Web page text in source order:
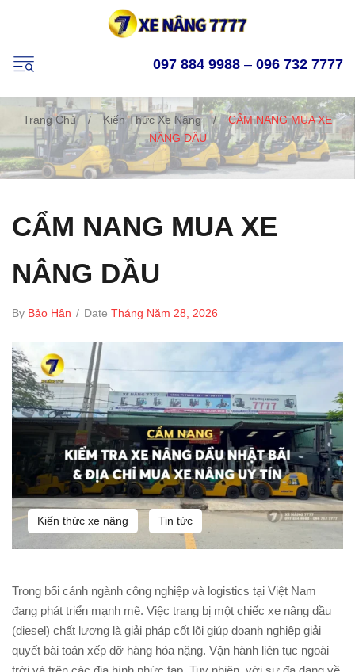
097 884 9988 – 096 732 7777
Trang Chủ / Kiến Thức Xe Nâng /
CẨM NANG MUA XE
NÂNG DẦU
CẨM NANG MUA XE
NÂNG DẦU
By Bảo Hân / Date Tháng Năm 28, 2026
Kiến thức xe nâng Tin tức
Trong bối cảnh ngành công nghiệp và logistics tại Việt Nam
đang phát triển mạnh mẽ. Việc trang bị một chiếc xe nâng dầu
(diesel) chất lượng là giải pháp cốt lõi giúp doanh nghiệp giải
quyết bài toán xếp dỡ hàng hóa nặng. Vận hành liên tục ngoài